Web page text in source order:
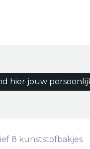
hier jouw
8 kunststofbakjes